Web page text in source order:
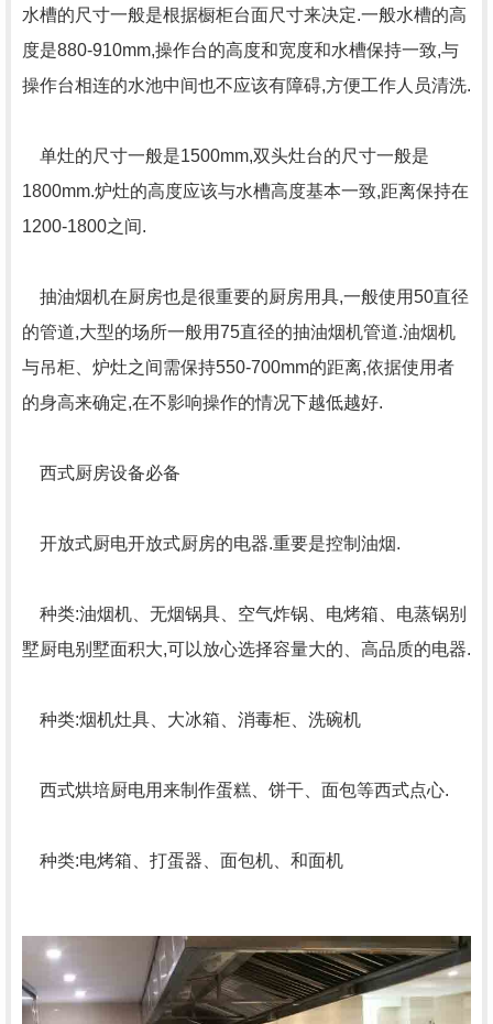
水槽的尺寸一般是根据橱柜台面尺寸来决定.一般水槽的高
度是880-910mm,操作台的高度和宽度和水槽保持一致,与
操作台相连的水池中间也不应该有障碍,方便工作人员清洗.
单灶的尺寸一般是1500mm,双头灶台的尺寸一般是
1800mm.炉灶的高度应该与水槽高度基本一致,距离保持在
1200-1800之间.
抽油烟机在厨房也是很重要的厨房用具,一般使用50直径
的管道,大型的场所一般用75直径的抽油烟机管道.油烟机
与吊柜、炉灶之间需保持550-700mm的距离,依据使用者
的身高来确定,在不影响操作的情况下越低越好.
西式厨房设备必备
开放式厨电开放式厨房的电器.重要是控制油烟.
种类:油烟机、无烟锅具、空气炸锅、电烤箱、电蒸锅别
墅厨电别墅面积大,可以放心选择容量大的、高品质的电器.
种类:烟机灶具、大冰箱、消毒柜、洗碗机
西式烘培厨电用来制作蛋糕、饼干、面包等西式点心.
种类:电烤箱、打蛋器、面包机、和面机